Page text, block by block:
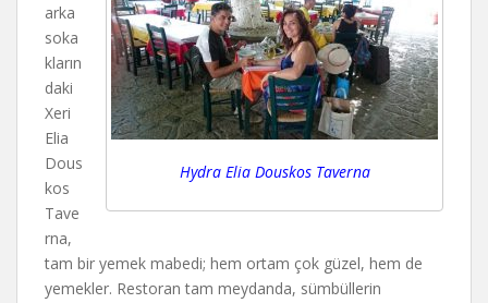
Hydra Elia Douskos Taverna
arka
soka
kların
daki
Xeri
Elia
Dous
kos
Tave
rna,
tam bir yemek mabedi; hem ortam çok güzel, hem de
yemekler. Restoran tam meydanda, sümbüllerin